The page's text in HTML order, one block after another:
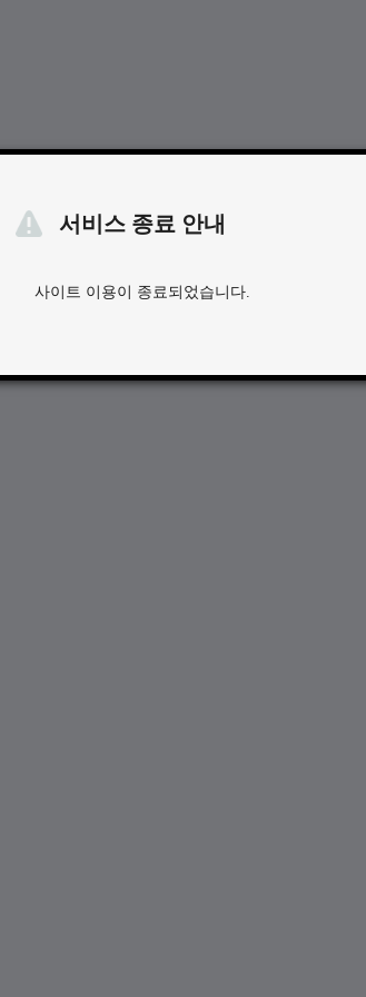
서비스 종료 안내
사이트 이용이 종료되었습니다.